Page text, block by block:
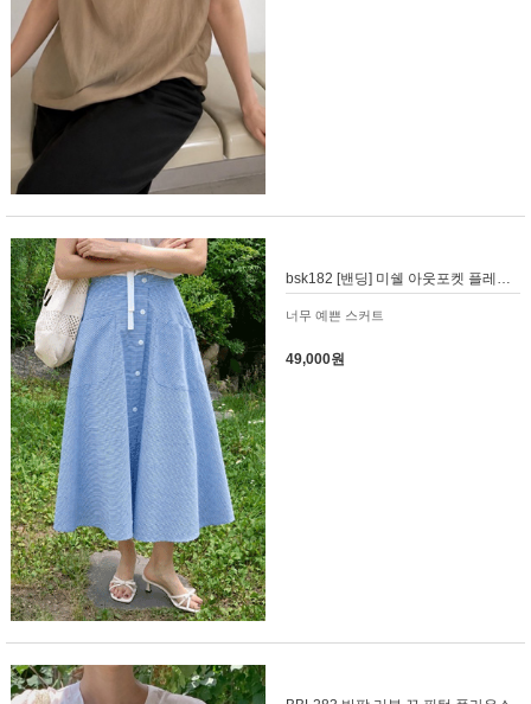
bsk182 [밴딩] 미쉘 아웃포켓 플레어 훌 스커트
너무 예쁜 스커트
49,000원